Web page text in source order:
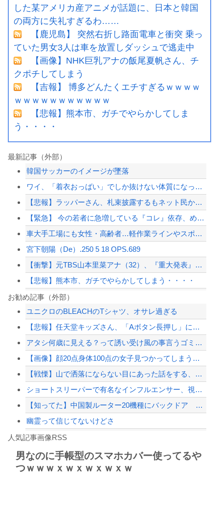
した某アメリカ産アニメが話題に、日本と韓国
の両方に失礼すぎるわ……
【鹿児島】 突然右折し路面電車と衝突 乗っ
ていた男女3人は車を放置しダッシュで逃走中
【画像】NHK巨乳アナの飯尾夏帆さん、チ
クポチしてしまう
【吉報】 博多どんたくエチすぎるｗｗｗｗ
ｗｗｗｗｗｗｗｗｗｗｗ
【悲報】熊本市、ガチでやらかしてしま
う・・・・
最新記事（外部）
韓国サッカーのイメージが墜落
ワイ、「着衣おっばい」でしか抜けない体質になってしまうｗｗｗｗｗ
【悲報】ラッパーさん、札束披露するもネット民から「新社会人の初ボーナスくらいしか...
【緊急】 今の若者に急増している『コレ』依存、めちゃくちゃ深刻な模様w w w ...
車大手工場にも女性・高齢者…軽作業ラインやスポットワーク
宮下朝陽（De）.250 5 18 OPS.689
【衝撃】元TBS山本里菜アナ（32）、『重大発表』キタァアアアアーーーー！！
【悲報】熊本市、ガチでやらかしてしまう・・・・
【悲報】Motorolaのスマホ、ポンコツすぎる
東京駅近くに「地下シェルター」整備を正式表明…小池百合子知事「多くの方が滞在、施...
イギリス経済紙「日本の年金制度は低レベル、Cランクに位置づけられる」
【配信者】「金バエ」のSNS更新が1週間途絶え、様々な憶測が飛び交う。1週間ぶり...
【緊急速報】NYで警官が黒人男性の首を絞め、暴動第二波不可避へ
Powered by livedoor 相互RSS
お勧め記事（外部）
ユニクロのBLEACHのTシャツ、オサレ過ぎる
【悲報】任天堂キッズさん、「Aボタン長押し」に気づかず任天堂に修正させてしまう
アタシ何歳に見える？って誘い受け風の事言うゴミってまだ生存してるよね～
【画像】顔20点身体100点の女子見つかってしまうｗｗｗｗｗｗｗｗ
【戦慄】山で洒落にならない目にあった話をする、オカルト系で
ショートスリーパーで有名なインフルエンサー、視聴者から「寝た方がいい」と言わ...
【知ってた】中国製ルーター20機種にバックドア 外部から完全制御
幽霊って信じてないけどさ
実況「金メダルをとった萩野には俺さんへの挑戦権を手にしました！」俺「ほう君が萩野...
8/4のニュース
人気記事画像RSS
男なのに手帳型のスマホカバー使ってるや
つｗｗｗｘｗｘｗｘｗｘｗ